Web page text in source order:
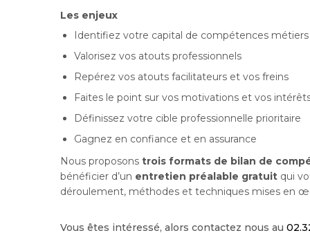
Les enjeux
Identifiez votre capital de compétences
Valorisez vos atouts professionnels
Repérez vos atouts facilitateurs et vos freins
Faites le point sur vos motivations et vos
Définissez votre cible professionnelle prioritaire
Gagnez en confiance et en assurance
Nous proposons trois formats de bilan de
bénéficier d’un entretien préalable gratuit qui
déroulement, méthodes et techniques mises en
Vous êtes intéressé, alors contactez nous au